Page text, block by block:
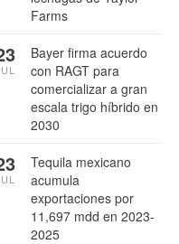
Farms
Bayer firma acuerdo
con RAGT para
comercializar a gran
escala trigo híbrido en
2030
Tequila mexicano
acumula
exportaciones por
11,697 mdd en 2023-
2025